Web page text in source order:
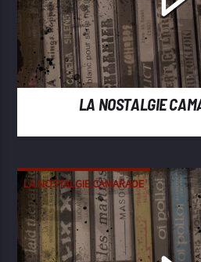
LA NOSTALGIE
LA NOSTALGIE CAMARADE